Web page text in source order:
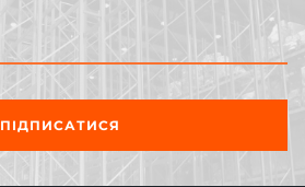
ПІДПИСАТИСЯ